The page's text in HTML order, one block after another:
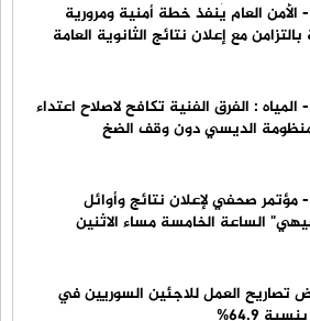
الأمن العام يُنفذ خطة أمنية ومرورية
مع إعلان نتائج الثانوية العامة
: الفرق الفنية تكافح لاصلاح اعتداء
الديسي دون وقف الضخ
مؤتمر صحفي لإعلان نتائج وأوائل
الساعة الخامسة مساء الاثنين
تصاريح العمل للاجئين السوريين في